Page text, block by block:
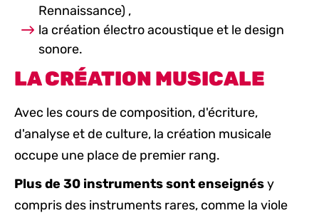
Rennaissance) ,
la création électro acoustique et le design
sonore.
LA CRÉATION MUSICALE
Avec les cours de composition, d'écriture,
d'analyse et de culture, la création musicale
occupe une place de premier rang.
Plus de 30 instruments sont enseignésy
compris des instruments rares, comme la viole